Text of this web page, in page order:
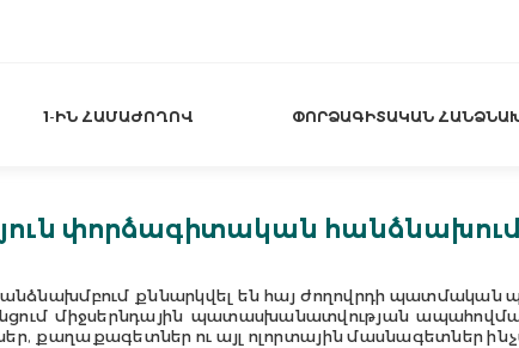
1-ԻՆ ՀԱՄԱԺՈՂՈՎ ՓՈՐՁԱԳԻՏԱԿԱՆ
փորձագիտական
քննարկվել են հայ ժողովրդի
միջսերնդային պատասխանատվության
ու այլ ոլորտային մասնագետներ